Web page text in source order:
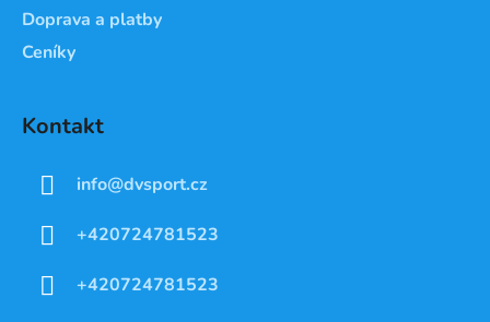
Doprava a platby
Ceníky
Kontakt
info@dvsport.cz
+420724781523
+420724781523